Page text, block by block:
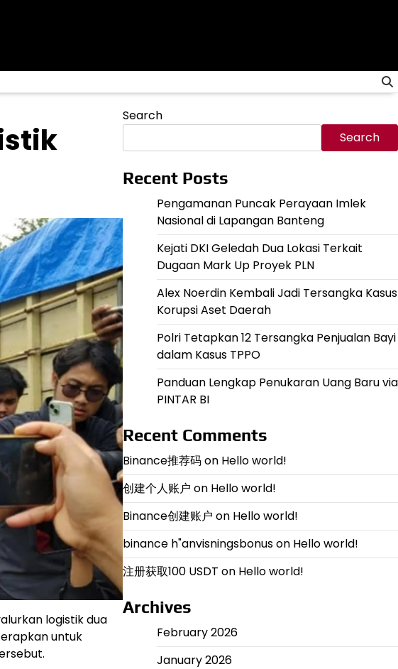
logistik dua
untuk
Search
Search
Recent Posts
Pengamanan Puncak Perayaan Imlek
Nasional di Lapangan Banteng
Kejati DKI Geledah Dua Lokasi Terkait
Dugaan Mark Up Proyek PLN
Alex Noerdin Kembali Jadi Tersangka Kasus
Korupsi Aset Daerah
Polri Tetapkan 12 Tersangka Penjualan Bayi
dalam Kasus TPPO
Panduan Lengkap Penukaran Uang Baru via
PINTAR BI
Recent Comments
Binance推荐码on Hello world!
创建个人账户 on Hello world!
Binance创建账户 on Hello world!
binance h"anvisningsbonuson Hello world!
注册获取100 USDT on Hello world!
Archives
February 2026
January 2026